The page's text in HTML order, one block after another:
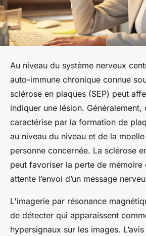
Au niveau du système nerveux
auto-immune chronique connue
sclérose en plaques (SEP) peut
indiquer une lésion. Généralement,
caractérise par la formation de
au niveau du niveau et de la
personne concernée. La sclérose
peut favoriser la perte de mémoire
attente l’envoi d’un message
L'imagerie par résonance
de détecter qui apparaissent
hypersignaux sur les images.